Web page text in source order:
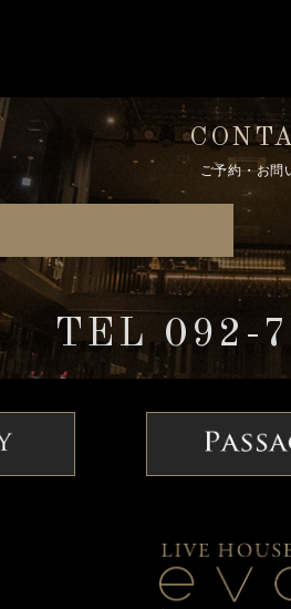
ご予約・お問
TEL 092-